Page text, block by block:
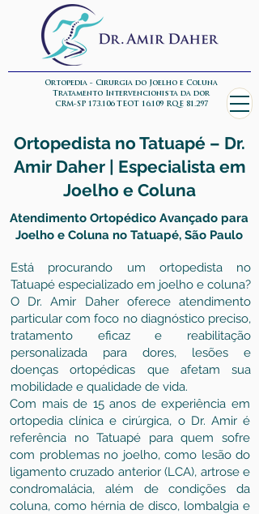
Ortopedia - Cirurgia do Joelho e Coluna
Tratamento Intervencionista da dor
CRM-SP 173.106 TEOT 16.109 RQE 81.297
Ortopedista no Tatuapé – Dr.
Amir Daher | Especialista em
Joelho e Coluna
Atendimento Ortopédico Avançado para
Joelho e Coluna no Tatuapé, São Paulo
Está procurando um ortopedista no
Tatuapé especializado em joelho e coluna?
O Dr. Amir Daher oferece atendimento
particular com foco no diagnóstico preciso,
tratamento eficaz e reabilitação
personalizada para dores, lesões e
doenças ortopédicas que afetam sua
mobilidade e qualidade de vida.
Com mais de 15 anos de experiência em
ortopedia clínica e cirúrgica, o Dr. Amir é
referência no Tatuapé para quem sofre
com problemas no joelho, como lesão do
ligamento cruzado anterior (LCA), artrose e
condromalácia, além de condições da
coluna, como hérnia de disco, lombalgia e